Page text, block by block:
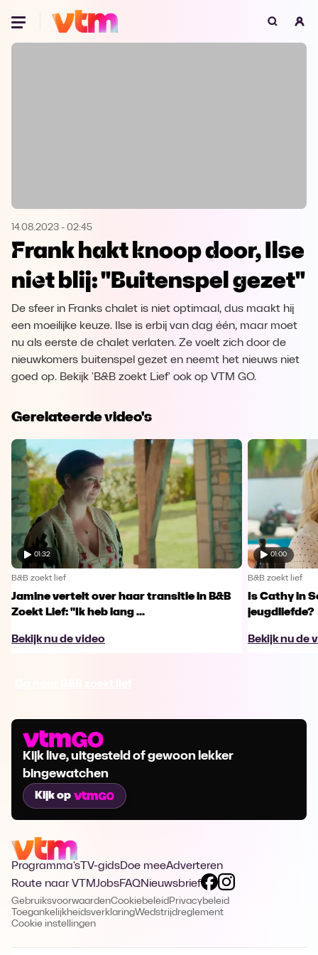
Oeps, browser niet ondersteund
Microsoft Edge Download
Opera Download
14.08.2023 - 02:45
Frank hakt knoop door, Ilse
niet blij: "Buitenspel gezet"
De sfeer in Franks chalet is niet optimaal, dus maakt hij
een moeilijke keuze. Ilse is erbij van dag één, maar moet
nu als eerste de chalet verlaten. Ze voelt zich door de
nieuwkomers buitenspel gezet en neemt het nieuws niet
goed op. Bekijk 'B&B zoekt Lief' ook op VTM GO.
Gerelateerde video's
01:32
B&B zoekt lief
Jamine vertelt over haar transitie in B&B
Zoekt Lief: "Ik heb lang ...
Bekijk nu de video
01:00
B&B zoekt lief
Is Cathy in
jeugdliefde?
Bekijk nu de
Kijk live, uitgesteld of gewoon lekker
bingewatchen
Kijk op
Programma's TV-gidsDoe meeAdverteren
Route naar VTMJobsFAQNieuwsbrief
GebruiksvoorwaardenCookiebeleid Privacybeleid
ToegankelijkheidsverklaringWedstrijdreglement
Cookie instellingen